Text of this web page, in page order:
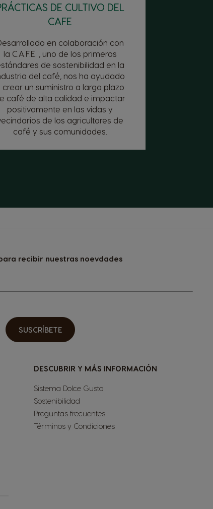
DE CULTIVO DEL
CAFE
en colaboración con
la C.A.F.E. , uno de los primeros
de sostenibilidad en la
del café, nos ha ayudado
crear un suministro a largo plazo
café de alta calidad e impactar
positivamente en las vidas y
de los agricultores de
café y sus comunidades.
recibir nuestras noevdades
SUSCRÍBETE
DESCUBRIR Y MÁS INFORMACIÓN
Sistema Dolce Gusto
Sostenibilidad
Preguntas frecuentes
Términos y Condiciones